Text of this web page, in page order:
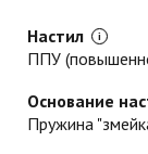
Настил
ППУ
Основание
Пружина